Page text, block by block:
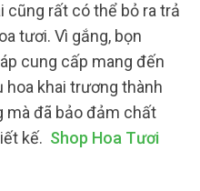
cũng rất có thể bỏ ra trả
tươi. Vì gắng, bọn
cung cấp mang đến
khai trương thành
mà đã bảo đảm chất
kế. Shop Hoa Tươi